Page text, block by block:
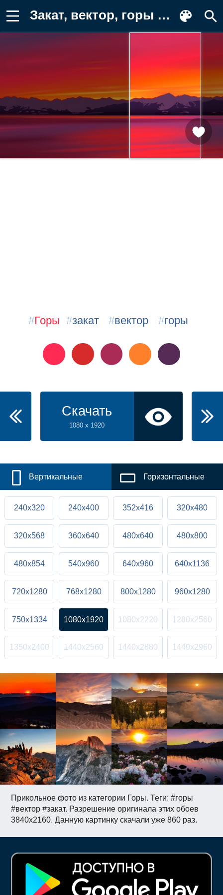
Закат, вектор, горы Обои
Прикольное фото из категории Горы. Теги: #горы
#вектор #закат. Разрешение оригинала этих обоев
3840x2160. Данную картинку скачали уже 860 раз.
#Горы #закат #вектор #горы
Скачать
1080 x 1920
Вертикальные Горизонтальные
240x320 240x400 352x416 320x480
320x568 360x640 480x640 480x800
480x854 540x960 640x960 640x1136
720x1280 768x1280 800x1280 960x1280
750x1334 1080x1920 1080x2220 1280x2560
1350x2400 1440x2560 1440x2880 1440x2960